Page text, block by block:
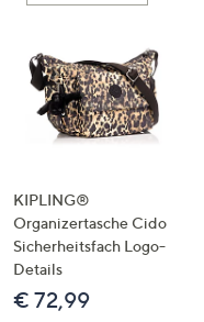
oder
Sie
auf
Touch-
Geräten
links
bzw.
rechts,
um
diese
KIPLING®
Organizertasche Cido
Sicherheitsfach Logo-
Details
€ 72,99